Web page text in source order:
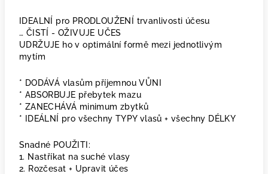
IDEALNÍ pro PRODLOUŽENÍ trvanlivosti účesu
… ČISTÍ - OŽIVUJE UČES
UDRŽUJE ho v optimální formě mezi jednotlivým
mytím
* DODÁVÁ vlasům příjemnou VŮNI
* ABSORBUJE přebytek mazu
* ZANECHÁVÁ minimum zbytků
* IDEÁLNÍ pro všechny TYPY vlasů + všechny DÉLKY
Snadné POUŽITI:
1. Nastříkat na suché vlasy
2. Rozčesat + Upravit účes